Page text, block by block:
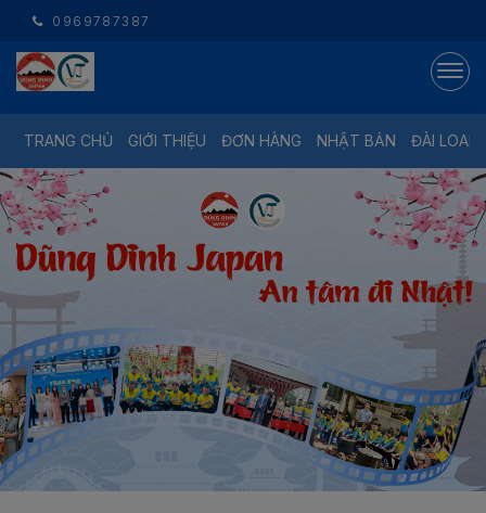
0969787387
TRANG CHỦ GIỚI THIỆU ĐƠN HÀNG NHẬT BẢN ĐÀI LOAN